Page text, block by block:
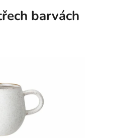
barvách